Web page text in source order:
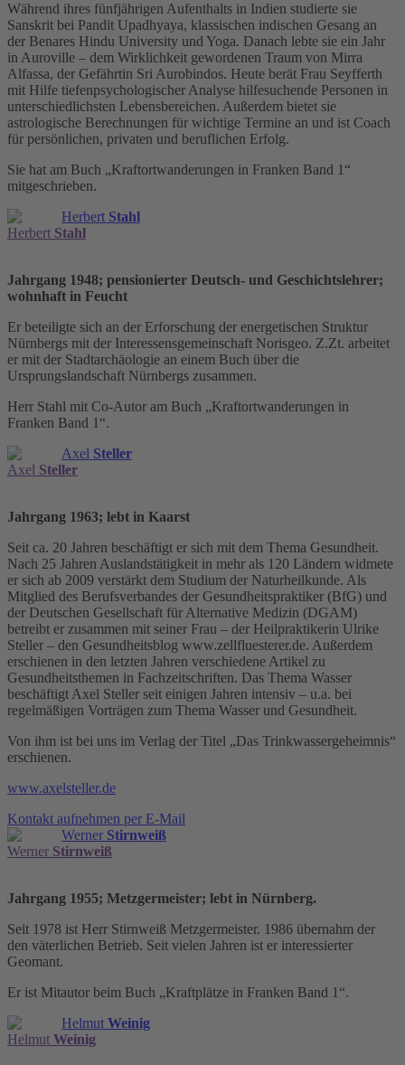
Während ihres fünfjährigen Aufenthalts in Indien studierte sie
Sanskrit bei Pandit Upadhyaya, klassischen indischen Gesang an
der Benares Hindu University und Yoga. Danach lebte sie ein Jahr
in Auroville – dem Wirklichkeit gewordenen Traum von Mirra
Alfassa, der Gefährtin Sri Aurobindos. Heute berät Frau Seyfferth
mit Hilfe tiefenpsychologischer Analyse hilfesuchende Personen in
unterschiedlichsten Lebensbereichen. Außerdem bietet sie
astrologische Berechnungen für wichtige Termine an und ist Coach
für persönlichen, privaten und beruflichen Erfolg.
Sie hat am Buch „Kraftortwanderungen in Franken Band 1“
mitgeschrieben.
Herbert Stahl
Herbert Stahl
Jahrgang 1948; pensionierter Deutsch- und Geschichtslehrer;
wohnhaft in Feucht
Er beteiligte sich an der Erforschung der energetischen Struktur
Nürnbergs mit der Interessensgemeinschaft Norisgeo. Z.Zt. arbeitet
er mit der Stadtarchäologie an einem Buch über die
Ursprungslandschaft Nürnbergs zusammen.
Herr Stahl mit Co-Autor am Buch „Kraftortwanderungen in
Franken Band 1“.
Axel Steller
Axel Steller
Jahrgang 1963; lebt in Kaarst
Seit ca. 20 Jahren beschäftigt er sich mit dem Thema Gesundheit.
Nach 25 Jahren Auslandstätigkeit in mehr als 120 Ländern widmete
er sich ab 2009 verstärkt dem Studium der Naturheilkunde. Als
Mitglied des Berufsverbandes der Gesundheitspraktiker (BfG) und
der Deutschen Gesellschaft für Alternative Medizin (DGAM)
betreibt er zusammen mit seiner Frau – der Heilpraktikerin Ulrike
Steller – den Gesundheitsblog www.zellfluesterer.de. Außerdem
erschienen in den letzten Jahren verschiedene Artikel zu
Gesundheitsthemen in Fachzeitschriften. Das Thema Wasser
beschäftigt Axel Steller seit einigen Jahren intensiv – u.a. bei
regelmäßigen Vorträgen zum Thema Wasser und Gesundheit.
Von ihm ist bei uns im Verlag der Titel „Das Trinkwassergeheimnis“
erschienen.
www.axelsteller.de
Kontakt aufnehmen per E-Mail
Werner Stirnweiß
Werner Stirnweiß
Jahrgang 1955; Metzgermeister; lebt in Nürnberg.
Seit 1978 ist Herr Stirnweiß Metzgermeister. 1986 übernahm der
den väterlichen Betrieb. Seit vielen Jahren ist er interessierter
Geomant.
Er ist Mitautor beim Buch „Kraftplätze in Franken Band 1“.
Helmut Weinig
Helmut Weinig